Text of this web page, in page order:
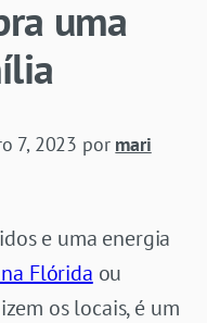
uma
7, 2023 por mari
e uma energia
Flórida ou
os locais, é um